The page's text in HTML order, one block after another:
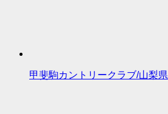
甲斐駒カントリークラブ/山梨県